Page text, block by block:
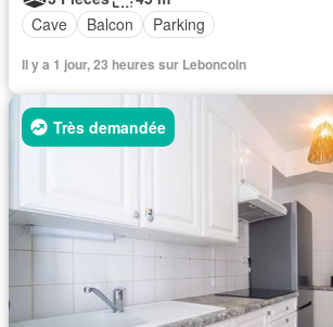
Cave
Balcon Parking
Il y a 1 jour, 23 heures sur Leboncoin
Très demandée